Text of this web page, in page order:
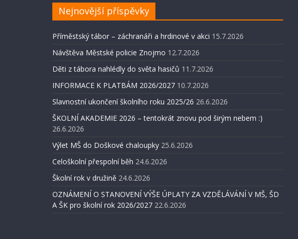
Nejnovější příspěvky
Příměstský tábor – záchranáři a hrdinové v akci 15.7.2026
Návštěva Městské policie Znojmo 12.7.2026
Děti z tábora nahlédly do světa hasičů 11.7.2026
INFORMACE K PLATBÁM 2026/2027 10.7.2026
Slavnostní ukončení školního roku 2025/26 26.6.2026
ŠKOLNÍ AKADEMIE 2026 – tentokrát znovu pod širým nebem :)
26.6.2026
Výlet MŠ do Doškové chaloupky 25.6.2026
Celoškolní přespolní běh 24.6.2026
Školní rok v družině 24.6.2026
OZNÁMENÍ O STANOVENÍ VÝŠE ÚPLATY ZA VZDĚLÁVÁNÍ V MŠ, ŠD
A ŠK pro školní rok 2026/2027 22.6.2026